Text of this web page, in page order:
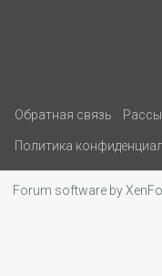
Обратная связь
Политика
Forum software by